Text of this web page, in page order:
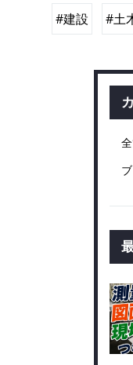
#建設 #土